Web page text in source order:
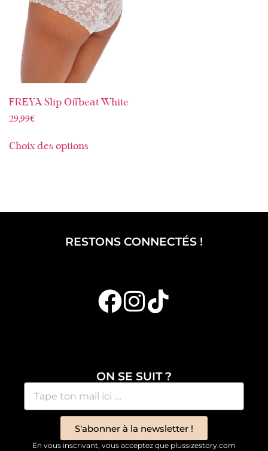
FREYA Slip Offbeat White
29,99€
Choix des options
RESTONS CONNECTÉS !
ON SE SUIT ?
S'abonner à la newsletter !
En vous inscrivant, vous acceptez que plussizestory.com